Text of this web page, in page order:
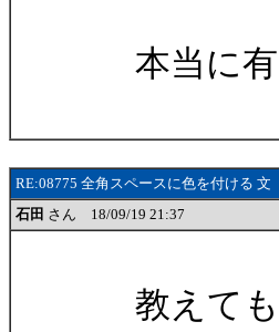
本当に
RE:08775 全角スペースに色を付ける 文
石田 さん 18/09/19 21:37
教えても